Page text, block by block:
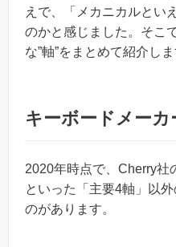
えで、「メカニカルとい
のかと感じました。そこ
な”軸”をまとめて紹介しま
キーボードメーカ
2020年時点で、Cherry社
といった「主要4軸」以
のがあります。